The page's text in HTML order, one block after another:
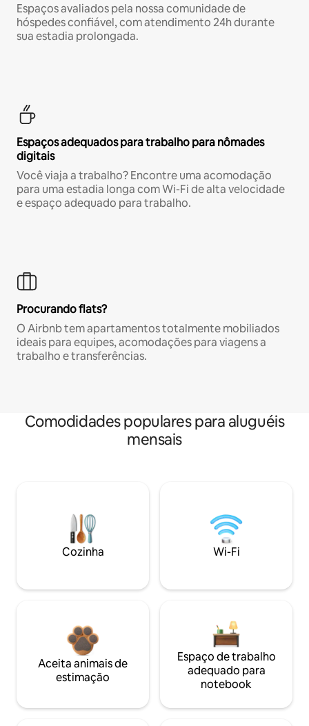
Espaços avaliados pela nossa comunidade de
hóspedes confiável, com atendimento 24h durante
sua estadia prolongada.
Espaços adequados para trabalho para nômades
digitais
Você viaja a trabalho? Encontre uma acomodação
para uma estadia longa com Wi-Fi de alta velocidade
e espaço adequado para trabalho.
Procurando flats?
O Airbnb tem apartamentos totalmente mobiliados
ideais para equipes, acomodações para viagens a
trabalho e transferências.
Comodidades populares para aluguéis
mensais
Cozinha Wi-Fi
Aceita animais de
estimação
Espaço de trabalho
adequado para
notebook